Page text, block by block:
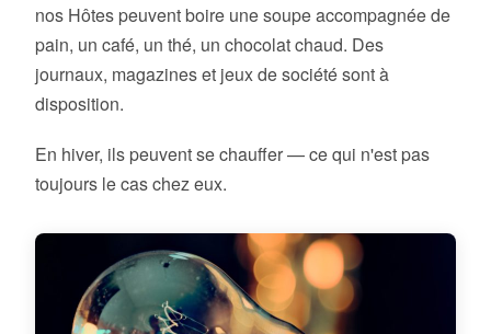
nos Hôtes peuvent boire une soupe accompagnée de
pain, un café, un thé, un chocolat chaud. Des
journaux, magazines et jeux de société sont à
disposition.
En hiver, ils peuvent se chauffer — ce qui n'est pas
toujours le cas chez eux.